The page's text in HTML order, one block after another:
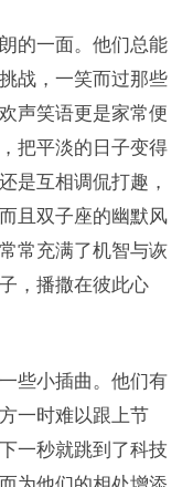
的一面。他们总能
战，一笑而过那些
声笑语更是家常便
把平淡的日子变得
是互相调侃打趣，
且双子座的幽默风
常充满了机智与诙
，播撒在彼此心
些小插曲。他们有
一时难以跟上节
一秒就跳到了科技